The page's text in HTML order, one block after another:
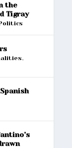
the
Tigray
,